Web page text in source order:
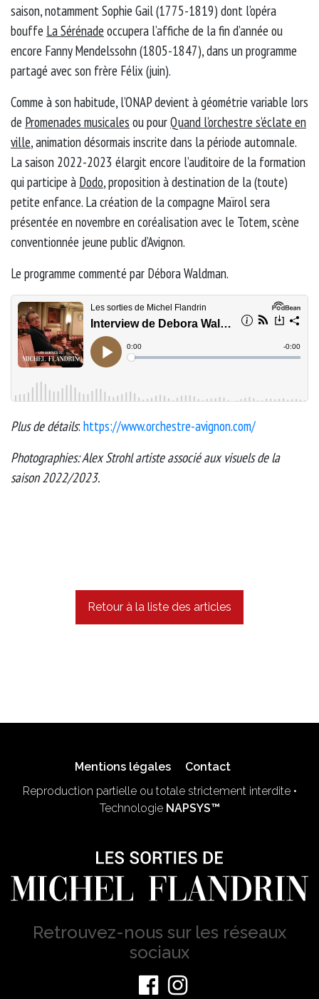
saison, notamment Sophie Gail (1775-1819) dont l’opéra
bouffe La Sérénade occupera l’affiche de la fin d’année ou
encore Fanny Mendelssohn (1805-1847), dans un programme
partagé avec son frère Félix (juin).
Comme à son habitude, l’ONAP devient à géométrie variable lors
de Promenades musicales ou pourQuand l’orchestre s’éclate en
ville, animation désormais inscrite dans la période automnale.
La saison 2022-2023 élargit encore l’auditoire de la formation
qui participe à Dodo, proposition à destination de la (toute)
petite enfance. La création de la compagne Maïrol sera
présentée en novembre en coréalisation avec le Totem, scène
conventionnée jeune public d’Avignon.
Le programme commenté par Débora Waldman.
Plus de détails: https://www.orchestre-avignon.com/
Photographies: Alex Strohl artiste associé aux visuels de la
saison 2022/2023.
Retour à la liste des articles
Mentions légales
Contact
Reproduction partielle ou totale strictement interdite •
Technologie NAPSYS™
Retrouvez-nous sur les réseaux
sociaux